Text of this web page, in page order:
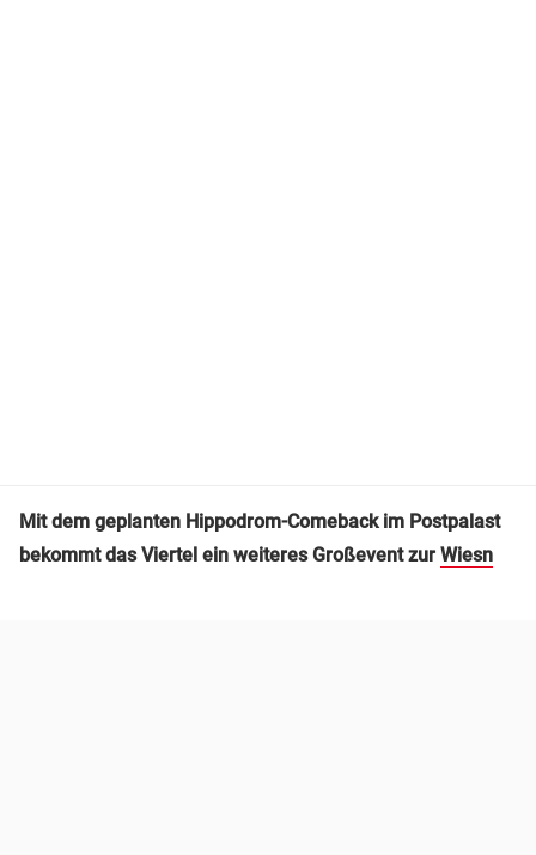
Mit dem geplanten Hippodrom-Comeback im Postpalast
bekommt das Viertel ein weiteres Großevent zur Wiesn